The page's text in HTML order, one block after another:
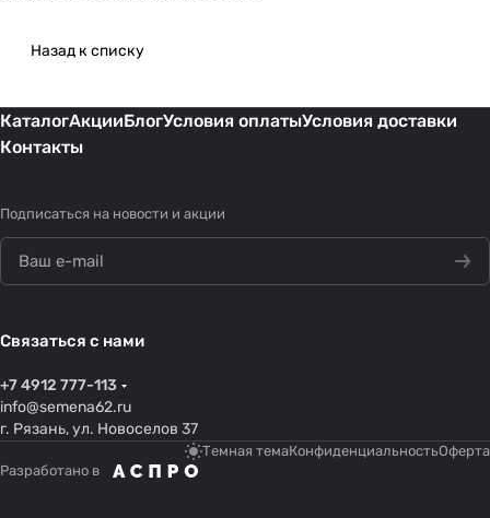
Назад к списку
КаталогАкцииБлогУсловия оплатыУсловия доставки
Контакты
Подписаться на новости и акции
Связаться с нами
+7 4912 777-113
info@semena62.ru
г. Рязань, ул. Новоселов 37
Темная темаКонфиденциальностьОферта
Разработано в